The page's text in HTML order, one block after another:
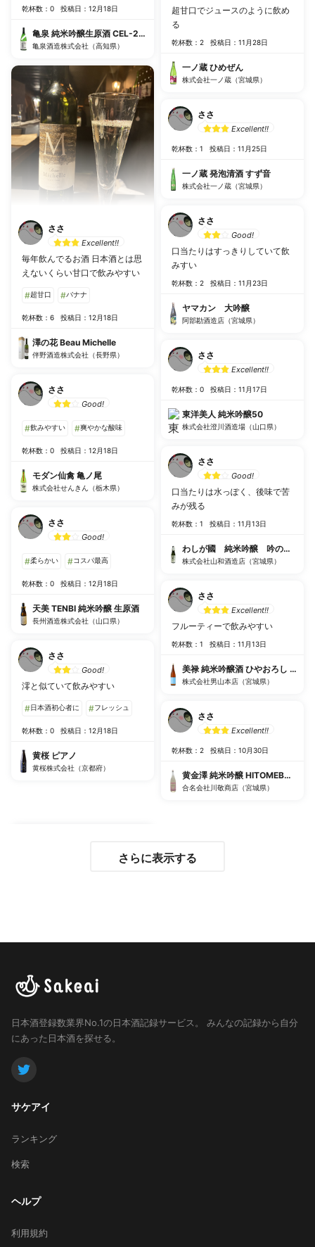
乾杯数：0 投稿日：12月18日
亀泉 純米吟醸生原酒 CEL-24 うすにごり
亀泉酒造株式会社（高知県）
ささ
Excellent!!
毎年飲んでるお酒 日本酒とは思
えないくらい甘口で飲みやすい
#超甘口 #バナナ
乾杯数：6 投稿日：12月18日
澤の花 Beau Michelle
伴野酒造株式会社（長野県）
ささ
Good!
#飲みやすい #爽やかな酸味
乾杯数：0 投稿日：12月18日
モダン仙禽 亀ノ尾
株式会社せんきん（栃木県）
ささ
Good!
#柔らかい #コスパ最高
乾杯数：0 投稿日：12月18日
天美 TENBI 純米吟醸 生原酒
長州酒造株式会社（山口県）
ささ
Good!
澪と似ていて飲みやすい
#日本酒初心者に #フレッシュ
乾杯数：0 投稿日：12月18日
黄桜 ピアノ
黄桜株式会社（京都府）
超甘口でジュースのように飲め
る
乾杯数：2 投稿日：11月28日
一ノ蔵 ひめぜん
株式会社一ノ蔵（宮城県）
ささ
Excellent!!
乾杯数：1 投稿日：11月25日
一ノ蔵 発泡清酒 すず音
株式会社一ノ蔵（宮城県）
ささ
Good!
口当たりはすっきりしていて飲
みすい
乾杯数：2 投稿日：11月23日
ヤマカン 大吟醸
阿部勘酒造店（宮城県）
ささ
Excellent!!
乾杯数：0 投稿日：11月17日
東洋美人 純米吟醸50
株式会社澄川酒造場（山口県）
ささ
Good!
口当たりは水っぽく、後味で苦
みが残る
乾杯数：1 投稿日：11月13日
わしが國 純米吟醸 吟のいろは
株式会社山和酒造店（宮城県）
ささ
Excellent!!
フルーティーで飲みやすい
乾杯数：1 投稿日：11月13日
美禄 純米吟醸酒 ひやおろし 秋月
株式会社男山本店（宮城県）
ささ
Excellent!!
乾杯数：2 投稿日：10月30日
黄金澤 純米吟醸 HITOMEBORE
合名会社川敬商店（宮城県）
さらに表示する
日本酒登録数業界No.1の日本酒記録サービス。
みんなの記録から自分
にあった日本酒を探せる。
サケアイ
ランキング
検索
ヘルプ
利用規約